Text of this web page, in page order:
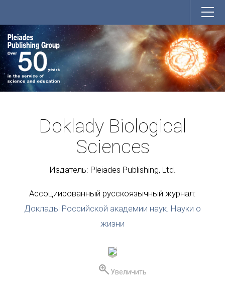
Doklady Biological
Sciences
Издатель: Pleiades Publishing, Ltd.
Ассоциированный русскоязычный журнал:
Доклады Российской академии наук. Науки о
жизни
Увеличить